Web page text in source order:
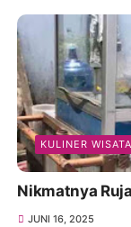
KULINER WISATA
Nikmatnya
JUNI 16, 2025